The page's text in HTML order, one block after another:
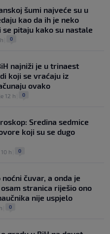
šumi najveće su u
kao da ih je neko
se pitaju kako su nastale
0
najniži je u trinaest
koji se vraćaju iz
ovako
12 h 0
Sredina sedmice
koji su se dugo
h 0
noćni čuvar, a onda je
stranica riješio ono
nije uspjelo
0